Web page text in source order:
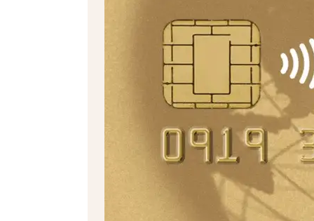
mit Bonus Card Gold und Exclusive, LibertyCard,
LibertyCard Plus, LOEB Club Karte und LOEB Gold